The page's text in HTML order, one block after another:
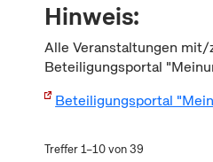
Hinweis:
Alle Veranstaltungen
Beteiligungsportal
Beteiligungsportal
Treffer 1–10 von 39